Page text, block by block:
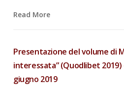
Read More
Presentazione del volume di
interessata” (Quodlibet
giugno 2019